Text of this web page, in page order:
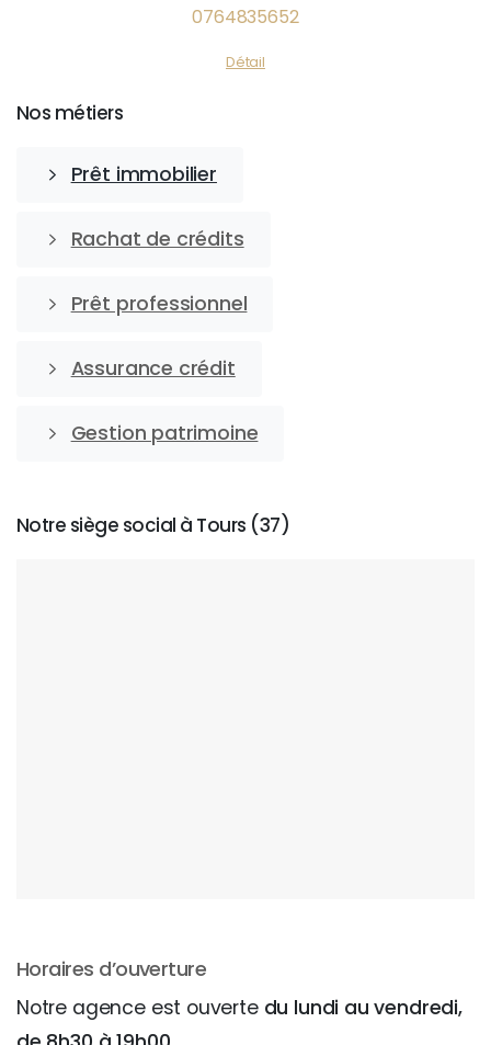
0764835652
Détail
Nos métiers
Prêt immobilier
Rachat de crédits
Prêt professionnel
Assurance crédit
Gestion patrimoine
Notre siège social à Tours (37)
Horaires d’ouverture
Notre agence est ouverte du lundi au vendredi,